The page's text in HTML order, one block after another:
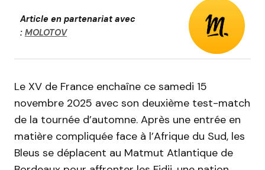
Article en partenariat avec
: MOLOTOV
Le XV de France enchaîne ce samedi 15
novembre 2025 avec son deuxième test-match
de la tournée d’automne. Après une entrée en
matière compliquée face à l’Afrique du Sud, les
Bleus se déplacent au Matmut Atlantique de